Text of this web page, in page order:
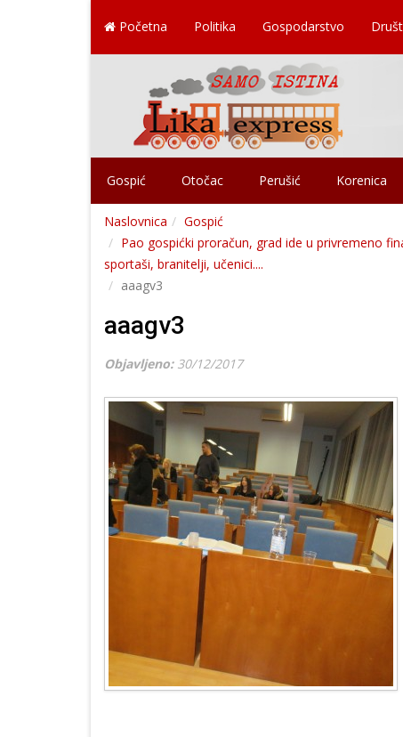
Početna Politika Gospodarstvo
Gospić Otočac Perušić Korenica
Naslovnica
Gospić
Pao gospićki proračun, grad ide u privremeno
sportaši, branitelji, učenici....
aaagv3
aaagv3
Objavljeno: 30/12/2017